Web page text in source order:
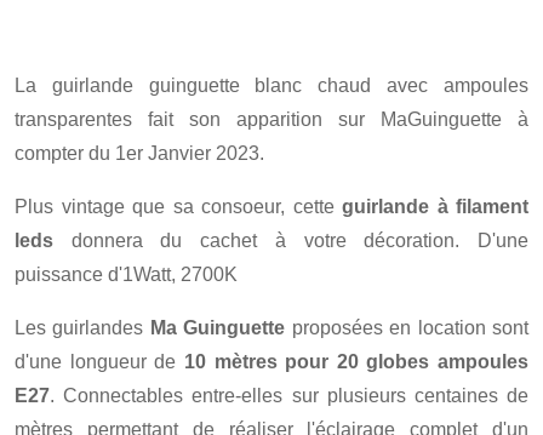
La guirlande guinguette blanc chaud avec ampoules
transparentes fait son apparition sur MaGuinguette à
compter du 1er Janvier 2023.
Plus vintage que sa consoeur, cette guirlande à filament
leds donnera du cachet à votre décoration. D'une
puissance d'1Watt, 2700K
Les guirlandes Ma Guinguette proposées en location sont
d'une longueur de 10 mètres pour 20 globes ampoules
E27. Connectables entre-elles sur plusieurs centaines de
mètres permettant de réaliser l'éclairage complet d'un